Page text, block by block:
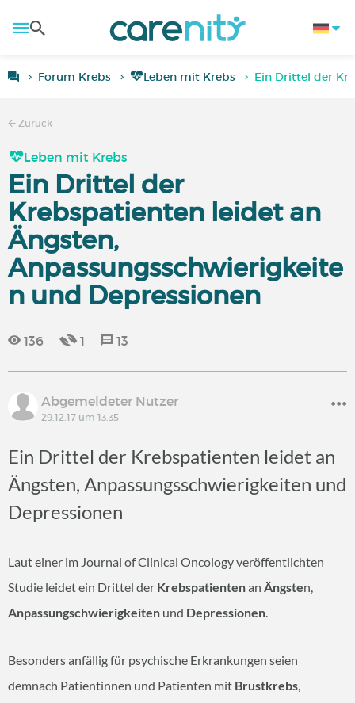
Forum Krebs Leben mit Krebs Ein Drittel der
Zurück
Leben mit Krebs
Ein Drittel der
Krebspatienten leidet an
Ängsten,
Anpassungsschwierigkeite
n und Depressionen
136 1 13
Abgemeldeter Nutzer
29.12.17 um 13:35
Ein Drittel der Krebspatienten leidet an
Ängsten, Anpassungsschwierigkeiten und
Depressionen
Laut einer im Journal of Clinical Oncology veröffentlichten
Studie leidet ein Drittel der Krebspatientenan Ängsten,
Anpassungschwierigkeiten und Depressionen.
Besonders anfällig für psychische Erkrankungen seien
demnach Patientinnen und Patienten mit Brustkrebs,